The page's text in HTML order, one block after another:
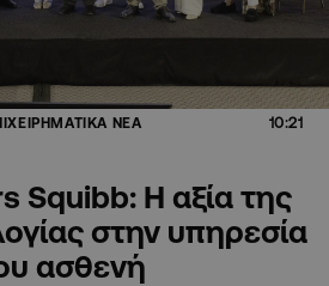
ΝΕΑ 10:21
Squibb: Η αξία της
στην υπηρεσία
ασθενή